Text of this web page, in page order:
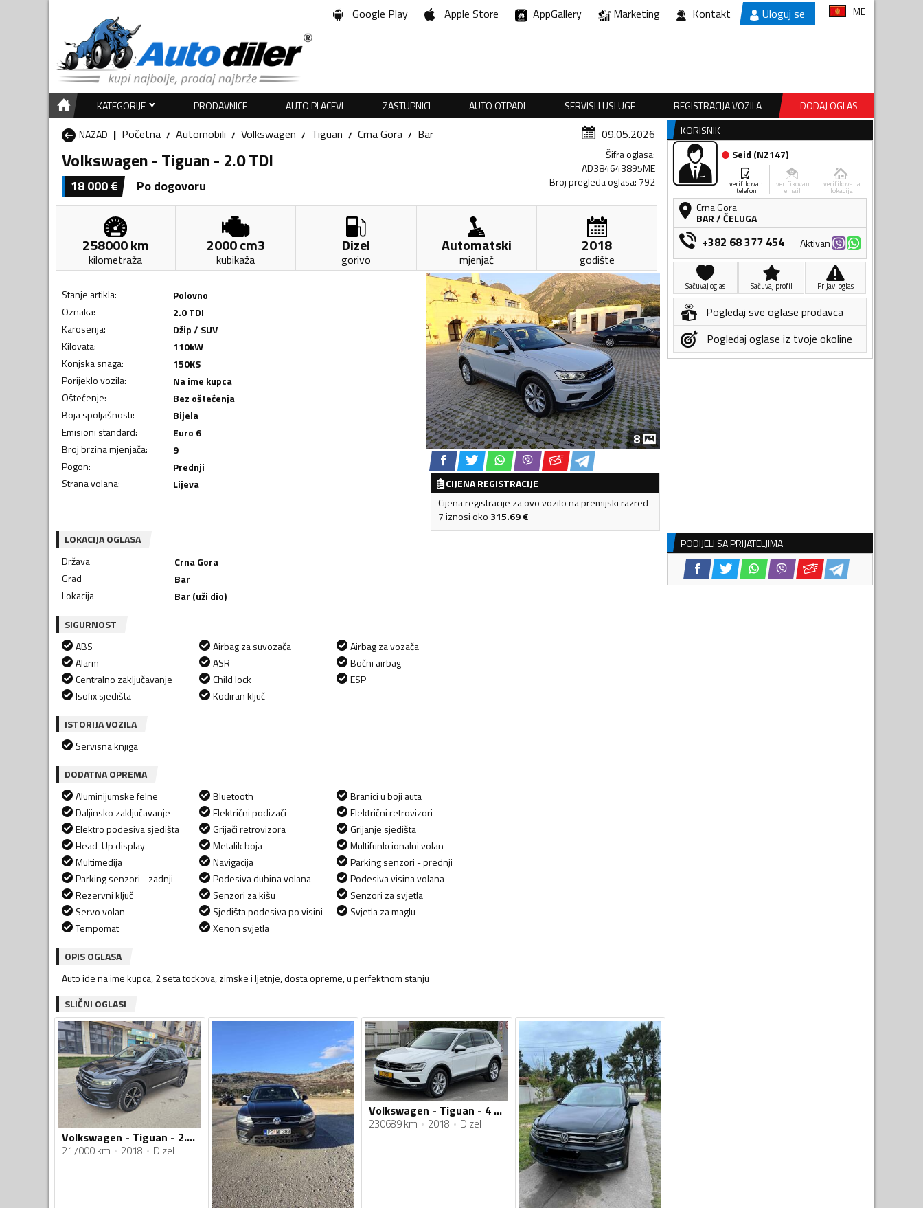
Google Play Apple Store AppGallery Marketing Kontakt Uloguj se ME
KATEGORIJE PRODAVNICE AUTO PLACEVI ZASTUPNICI AUTO OTPADI SERVISI I USLUGE REGISTRACIJA VOZILA
DODAJ OGLAS
NAZAD
Početna Automobili Volkswagen Tiguan Crna Gora Bar 09.05.2026
Volkswagen - Tiguan - 2.0 TDI
18 000€ Po dogovoru
Šifra oglasa:
AD384643895ME
Broj pregleda oglasa: 792
258000km
kilometraža
2000cm3
kubikaža
Dizel
gorivo
Automatski
mjenjač
2018
godište
Stanje artikla:
Polovno
Oznaka:
2.0 TDI
Karoserija:
Džip / SUV
Kilovata: 110kW
Konjska snaga: 150KS
Porijeklo vozila:
Na ime kupca
Oštećenje:
Bez oštećenja
Boja spoljašnosti:
Bijela
Emisioni standard:
Euro 6
Broj brzina mjenjača:
9
Pogon:
Prednji
Strana volana: Lijeva
8
CIJENA REGISTRACIJE
Cijena registracije za ovo vozilo na premijski razred
7 iznosi oko 315.69€
LOKACIJA OGLASA
Država
Crna Gora
Grad
Bar
Lokacija
Bar (uži dio)
SIGURNOST
ABS
Alarm
Centralno zaključavanje
Isofix sjedišta
Airbag za suvozača
ASR
Child lock
Kodiran ključ
Airbag za vozača
Bočni airbag
ESP
ISTORIJA VOZILA
Servisna knjiga
DODATNA OPREMA
Aluminijumske felne
Daljinsko zaključavanje
Elektro podesiva sjedišta
Head-Up display
Multimedija
Parking senzori - zadnji
Rezervni ključ
Servo volan
Tempomat
Bluetooth
Električni podizači
Grijači retrovizora
Metalik boja
Navigacija
Podesiva dubina volana
Senzori za kišu
Sjedišta podesiva po visini
Xenon svjetla
Branici u boji auta
Električni retrovizori
Grijanje sjedišta
Multifunkcionalni volan
Parking senzori - prednji
Podesiva visina volana
Senzori za svjetla
Svjetla za maglu
OPIS OGLASA
Auto ide na ime kupca, 2 seta tockova, zimske i ljetnje, dosta opreme, u perfektnom stanju
SLIČNI OGLASI
Volkswagen - Tiguan - 2.0 TDI
217000 km 2018 Dizel
Volkswagen - Tiguan - 4 MOTION
230689 km 2018 Dizel
KORISNIK
Seid (NZ147)
verifikovan
telefon
verifikovan
email
verifikovana
lokacija
Crna Gora
BAR/ČELUGA
+382 68 377 454 Aktivan
Sačuvaj oglas Sačuvaj profil Prijavi oglas
Pogledaj sve oglase prodavca
Pogledaj oglase iz tvoje okoline
PODIJELI SA PRIJATELJIMA